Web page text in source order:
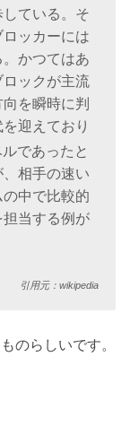
ている。そ
ッカーには
かつてはあ
ックが主流
を瞬時に判
迎えており
であったと
相手の速い
中で比較的
当する例が
引用元：wikipedia
のらしいです。